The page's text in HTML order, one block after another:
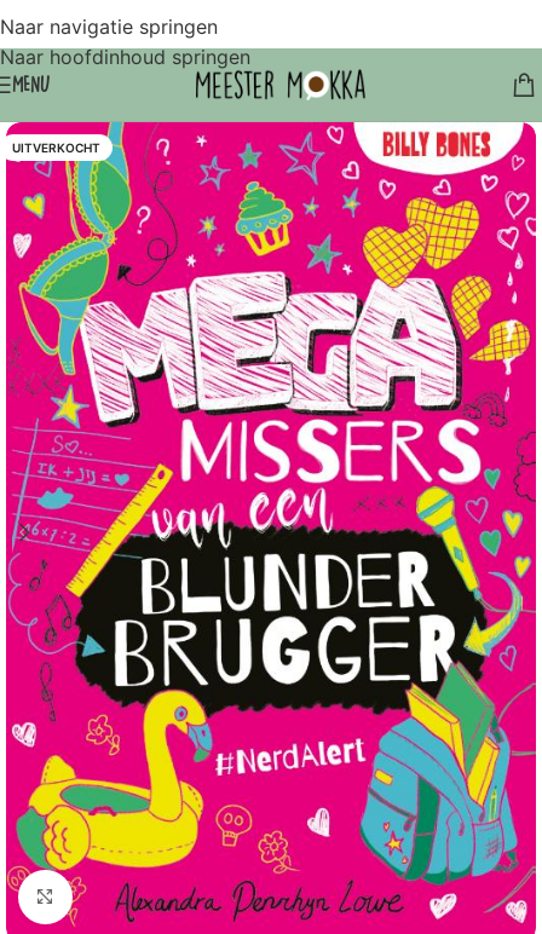
Naar navigatie springen
Naar hoofdinhoud springen
MENU
UITVERKOCHT
Klik om te vergroten